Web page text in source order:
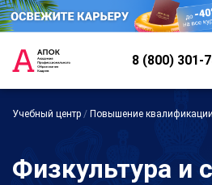
8 (800) 301-
Учебный центр / Повышение квалификации
Физкультура и